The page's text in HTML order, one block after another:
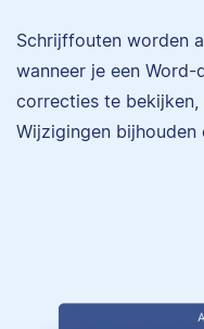
Schrijffouten worden
wanneer je een
correcties te
Wijzigingen bijhouden